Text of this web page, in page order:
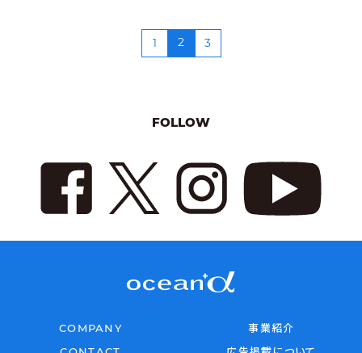
1 2 3
FOLLOW
COMPANY
事業紹介